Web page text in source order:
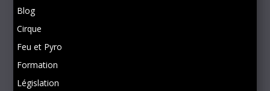
Blog
Cirque
Feu et Pyro
Formation
Législation